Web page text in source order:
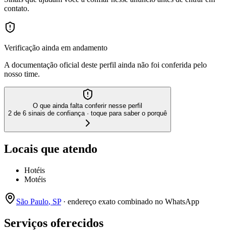
contato.
Verificação ainda em andamento
A documentação oficial deste perfil ainda não foi conferida pelo
nosso time.
O que ainda falta conferir nesse perfil
2 de 6 sinais de confiança · toque para saber o porquê
Locais que atendo
Hotéis
Motéis
São Paulo, SP · endereço exato combinado no WhatsApp
Serviços oferecidos